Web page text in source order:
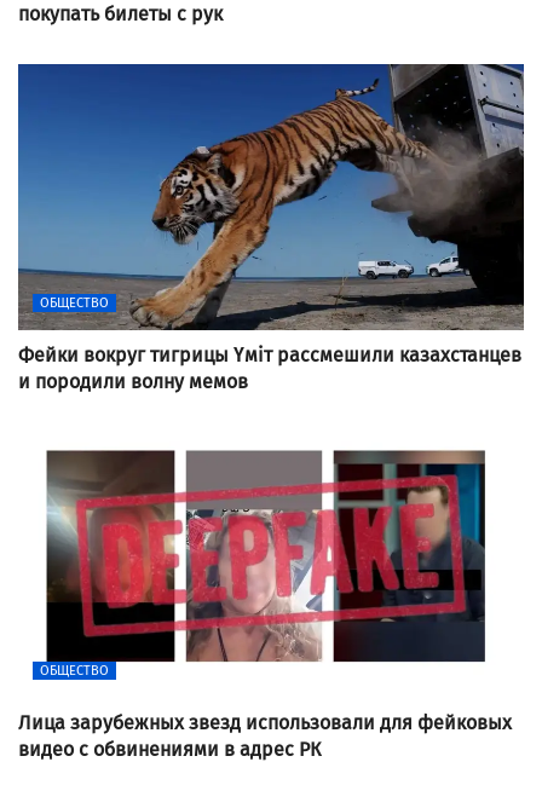
покупать билеты с рук
ОБЩЕСТВО
Фейки вокруг тигрицы Үміт рассмешили казахстанцев
и породили волну мемов
ОБЩЕСТВО
Лица зарубежных звезд использовали для фейковых
видео с обвинениями в адрес РК